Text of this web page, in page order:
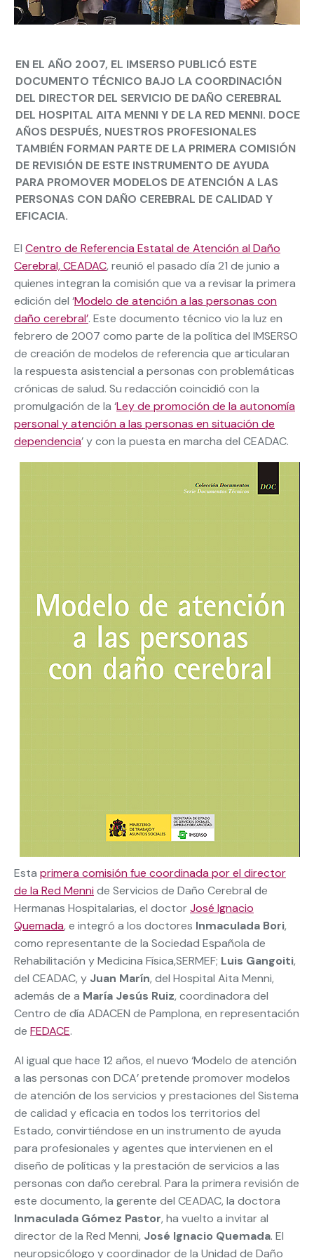
EN EL AÑO 2007, EL IMSERSO PUBLICÓ ESTE
DOCUMENTO TÉCNICO BAJO LA COORDINACIÓN
DEL DIRECTOR DEL SERVICIO DE DAÑO CEREBRAL
DEL HOSPITAL AITA MENNI Y DE LA RED MENNI. DOCE
AÑOS DESPUÉS, NUESTROS PROFESIONALES
TAMBIÉN FORMAN PARTE DE LA PRIMERA COMISIÓN
DE REVISIÓN DE ESTE INSTRUMENTO DE AYUDA
PARA PROMOVER MODELOS DE ATENCIÓN A LAS
PERSONAS CON DAÑO CEREBRAL DE CALIDAD Y
EFICACIA.
El Centro de Referencia Estatal de Atención al Daño
Cerebral, CEADAC, reunió el pasado día 21 de junio a
quienes integran la comisión que va a revisar la primera
edición del ‘Modelo de atención a las personas con
daño cerebral’. Este documento técnico vio la luz en
febrero de 2007 como parte de la política del IMSERSO
de creación de modelos de referencia que articularan
la respuesta asistencial a personas con problemáticas
crónicas de salud. Su redacción coincidió con la
promulgación de la ‘Ley de promoción de la autonomía
personal y atención a las personas en situación de
dependencia’ y con la puesta en marcha del CEADAC.
Esta primera comisión fue coordinada por el director
de la Red Menni de Servicios de Daño Cerebral de
Hermanas Hospitalarias, el doctorJosé Ignacio
Quemada, e integró a los doctores Inmaculada Bori,
como representante de la Sociedad Española de
Rehabilitación y Medicina Física,SERMEF; Luis Gangoiti,
del CEADAC, y Juan Marín, del Hospital Aita Menni,
además de a María Jesús Ruiz, coordinadora del
Centro de día ADACEN de Pamplona, en representación
de FEDACE.
Al igual que hace 12 años, el nuevo ‘Modelo de atención
a las personas con DCA’ pretende promover modelos
de atención de los servicios y prestaciones del Sistema
de calidad y eficacia en todos los territorios del
Estado, convirtiéndose en un instrumento de ayuda
para profesionales y agentes que intervienen en el
diseño de políticas y la prestación de servicios a las
personas con daño cerebral. Para la primera revisión de
este documento, la gerente del CEADAC, la doctora
Inmaculada Gómez Pastor, ha vuelto a invitar al
director de la Red Menni, José Ignacio Quemada. El
neuropsicólogo y coordinador de la Unidad de Daño